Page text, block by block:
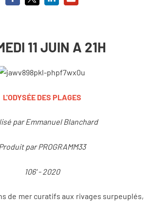
11 JUIN A 21H
L'ODYSÉE DES PLAGES
par Emmanuel Blanchard
par PROGRAMM33
106' - 2020
de mer curatifs aux rivages surpeuplés,